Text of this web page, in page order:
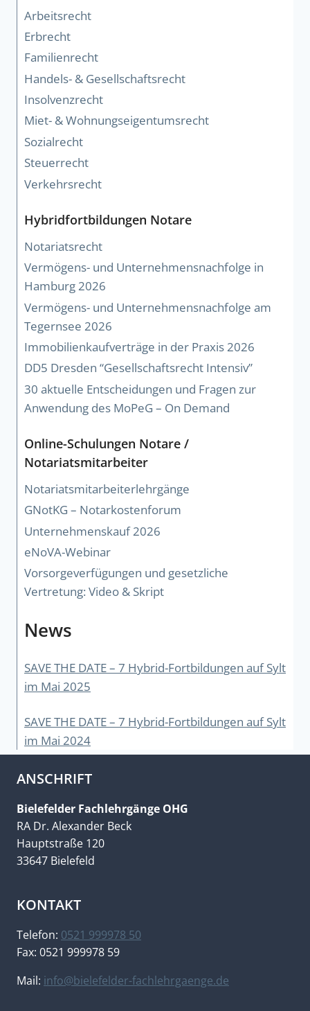
Arbeitsrecht
Erbrecht
Familienrecht
Handels- & Gesellschaftsrecht
Insolvenzrecht
Miet- & Wohnungseigentumsrecht
Sozialrecht
Steuerrecht
Verkehrsrecht
Hybridfortbildungen Notare
Notariatsrecht
Vermögens- und Unternehmensnachfolge in
Hamburg 2026
Vermögens- und Unternehmensnachfolge am
Tegernsee 2026
Immobilienkaufverträge in der Praxis 2026
DD5 Dresden “Gesellschaftsrecht Intensiv”
30 aktuelle Entscheidungen und Fragen zur
Anwendung des MoPeG – On Demand
Online-Schulungen Notare /
Notariatsmitarbeiter
Notariatsmitarbeiterlehrgänge
GNotKG – Notarkostenforum
Unternehmenskauf 2026
eNoVA-Webinar
Vorsorgeverfügungen und gesetzliche
Vertretung: Video & Skript
News
SAVE THE DATE – 7 Hybrid-Fortbildungen auf Sylt
im Mai 2025
SAVE THE DATE – 7 Hybrid-Fortbildungen auf Sylt
im Mai 2024
ANSCHRIFT
Bielefelder Fachlehrgänge OHG
RA Dr. Alexander Beck
Hauptstraße 120
33647 Bielefeld
KONTAKT
Telefon: 0521 999978 50
Fax: 0521 999978 59
Mail: info@bielefelder-fachlehrgaenge.de